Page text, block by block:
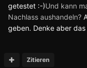
getestet :-)Und kann
Nachlass aushandeln?
geben. Denke aber
Zitieren